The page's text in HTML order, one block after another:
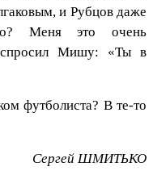
и Рубцов даже
Меня это очень
спросил Мишу: «Ты в
футболиста? В те-то
Сергей ШМИТЬКО